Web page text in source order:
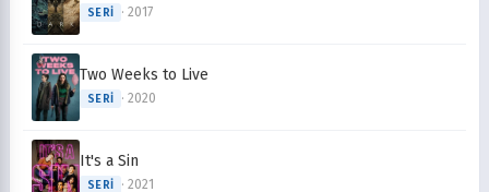
SERI · 2017
Two Weeks to Live
SERI · 2020
It's a Sin
SERI · 2021